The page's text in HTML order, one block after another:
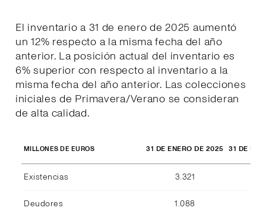
El inventario a 31 de enero de 2025 aumentó
un 12% respecto a la misma fecha del año
anterior. La posición actual del inventario es
6% superior con respecto al inventario a la
misma fecha del año anterior. Las colecciones
iniciales de Primavera/Verano se consideran
de alta calidad.
MILLONES DE EUROS 31 DE ENERO DE 2025 31 DE
Existencias 3.321
Deudores 1.088